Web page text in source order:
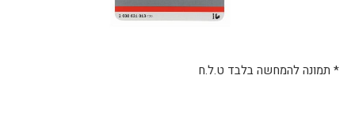
* תמונה להמחשה בלבד ט.ל.ח